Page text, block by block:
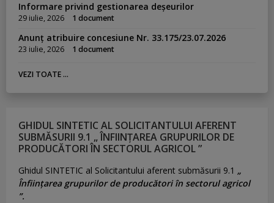
Informare privind gestionarea deșeurilor
29 iulie, 2026 1 document
Anunț atribuire concesiune Nr. 33.175/23.07.2026
23 iulie, 2026 1 document
VEZI TOATE ...
GHIDUL SINTETIC AL SOLICITANTULUI AFERENT
SUBMĂSURII 9.1 „ ÎNFIINȚAREA GRUPURILOR DE
PRODUCĂTORI ÎN SECTORUL AGRICOL ”
Ghidul SINTETIC al Solicitantului aferent submăsurii 9.1 „
Înființarea grupurilor de producători în sectorul agricol
”.